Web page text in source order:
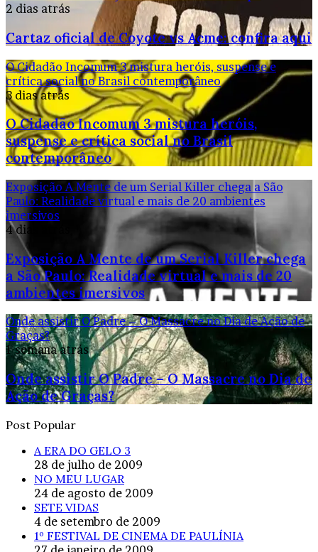
2 dias atrás
Cartaz oficial de Coyote vs Acme: confira aqui
O Cidadão Incomum 3 mistura heróis, suspense e
crítica social no Brasil contemporâneo
3 dias atrás
O Cidadão Incomum 3 mistura heróis,
suspense e crítica social no Brasil
contemporâneo
Exposição A Mente de um Serial Killer chega a São
Paulo: Realidade virtual e mais de 20 ambientes
imersivos
4 dias atrás
Exposição A Mente de um Serial Killer chega
a São Paulo: Realidade virtual e mais de 20
ambientes imersivos
Onde assistir O Padre – O Massacre no Dia de Ação de
Graças?
1 semana atrás
Onde assistir O Padre – O Massacre no Dia de
Ação de Graças?
Post Popular
A ERA DO GELO 3
28 de julho de 2009
NO MEU LUGAR
24 de agosto de 2009
SETE VIDAS
4 de setembro de 2009
1º FESTIVAL DE CINEMA DE PAULÍNIA